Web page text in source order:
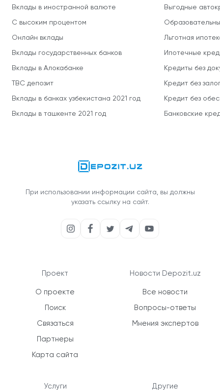
Вклады в иностранной валюте
С высоким процентом
Онлайн вклады
Вклады государственных банков
Вклады в Алокабанке
TBC депозит
Вклады в банках узбекистана 2021 год
Вклады в ташкенте 2021 год
Выгодные
Льготная
Ипотечные
Кредиты без
Кредит без
Кредит без
Банковские
При использовании информации сайта, вы должны
указать ссылку на сайт.
Проект
О проекте
Поиск
Связаться
Партнеры
Карта сайта
Услуги
Новости Depozit.uz
Все новости
Вопросы-ответы
Мнения экспертов
Другие